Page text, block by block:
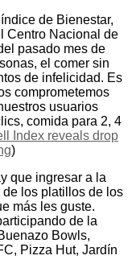
de Bienestar,
Centro Nacional de
pasado mes de
el comer sin
de infelicidad. Es
comprometemos
usuarios
comida para 2, 4
Index reveals drop
)
que ingresar a la
los platillos de los
más les guste.
de la
Bowls,
Pizza Hut, Jardín